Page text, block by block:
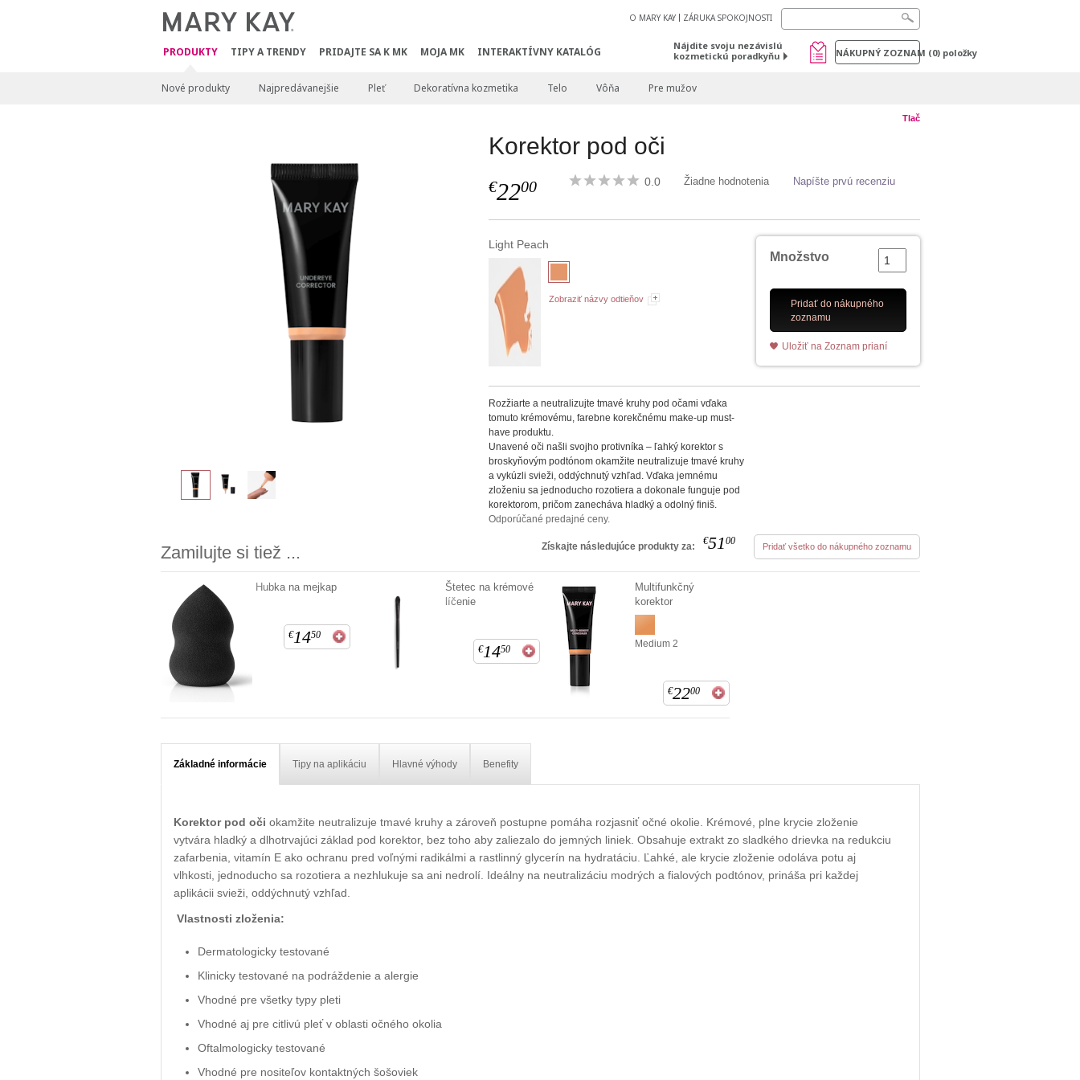
PRODUKTY TIPY A TRENDY PRIDAJTE SA K MK MOJA MK INTERAKTÍVNY KATALÓG
O MARY KAY ZÁRUKA SPOKOJNOSTI
Nájdite svoju nezávislú
kozmetickú poradkyňu
NÁKUPNÝ ZOZNAM (0) položky
Nové produkty Najpredávanejšie Pleť Dekoratívna kozmetika Telo Vôňa Pre mužov
Tlač
Korektor pod oči
€2200 0.0 Žiadne hodnotenia Napíšte prvú recenziu
Light Peach
Zobraziť názvy odtieňov
Množstvo
Pridať do nákupného
zoznamu
Uložiť na Zoznam prianí
Rozžiarte a neutralizujte tmavé kruhy pod očami vďaka
tomuto krémovému, farebne korekčnému make-up must-
have produktu.
Unavené oči našli svojho protivníka – ľahký korektor s
broskyňovým podtónom okamžite neutralizuje tmavé kruhy
a vykúzli svieži, oddýchnutý vzhľad. Vďaka jemnému
zloženiu sa jednoducho rozotiera a dokonale funguje pod
korektorom, pričom zanecháva hladký a odolný finiš.
Odporúčané predajné ceny.
Zamilujte si tiež ... Získajte následujúce produkty za: €5100 Pridať všetko do nákupného zoznamu
Hubka na mejkap
€1450
Štetec na krémové
líčenie
€1450
Multifunkčný
korektor
Medium 2
€2200
Základné informácie Tipy na aplikáciu Hlavné výhody Benefity
Korektor pod oči okamžite neutralizuje tmavé kruhy a zároveň postupne pomáha rozjasniť očné okolie. Krémové, plne krycie zloženie
vytvára hladký a dlhotrvajúci základ pod korektor, bez toho aby zaliezalo do jemných liniek. Obsahuje extrakt zo sladkého drievka na redukciu
zafarbenia, vitamín E ako ochranu pred voľnými radikálmi a rastlinný glycerín na hydratáciu. Ľahké, ale krycie zloženie odoláva potu aj
vlhkosti, jednoducho sa rozotiera a nezhlukuje sa ani nedrolí. Ideálny na neutralizáciu modrých a fialových podtónov, prináša pri každej
aplikácii svieži, oddýchnutý vzhľad.
Vlastnosti zloženia:
Dermatologicky testované
Klinicky testované na podráždenie a alergie
Vhodné pre všetky typy pleti
Vhodné aj pre citlivú pleť v oblasti očného okolia
Oftalmologicky testované
Vhodné pre nositeľov kontaktných šošoviek